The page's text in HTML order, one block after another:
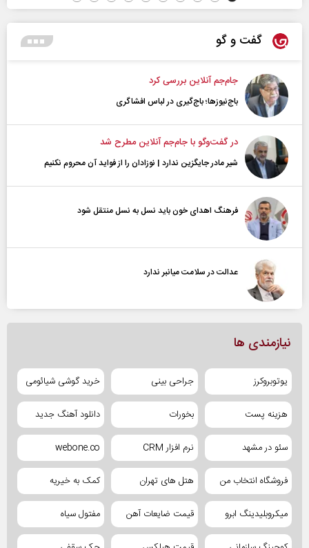
گفت و گو
جام‌جم آنلاین بررسی کرد
باج‌نیوزها؛ باج‌گیری در لباس افشاگری
در گفت‌و‌گو با جام‌جم آنلاین مطرح شد
شیر مادر جایگزین ندارد | نوزادان را از فواید آن محروم نکنیم
فرهنگ اهدای خون باید نسل به نسل منتقل شود
عدالت در سلامت میانبر ندارد
نیازمندی ها
یوتوبروکرز جراحی بینی خرید گوشی شیائومی
هزینه پست بخورات دانلود آهنگ جدید
سئو در مشهد نرم افزار CRM webone.co
فروشگاه انتخاب من هتل های تهران کمک به خیریه
میکروبلیدینگ ابرو قیمت ضایعات آهن مفتول سیاه